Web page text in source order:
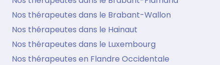
Nos thérapeutes dans le Brabant-Wallon
Nos thérapeutes dans le Hainaut
Nos thérapeutes dans le Luxembourg
Nos thérapeutes en Flandre Occidentale